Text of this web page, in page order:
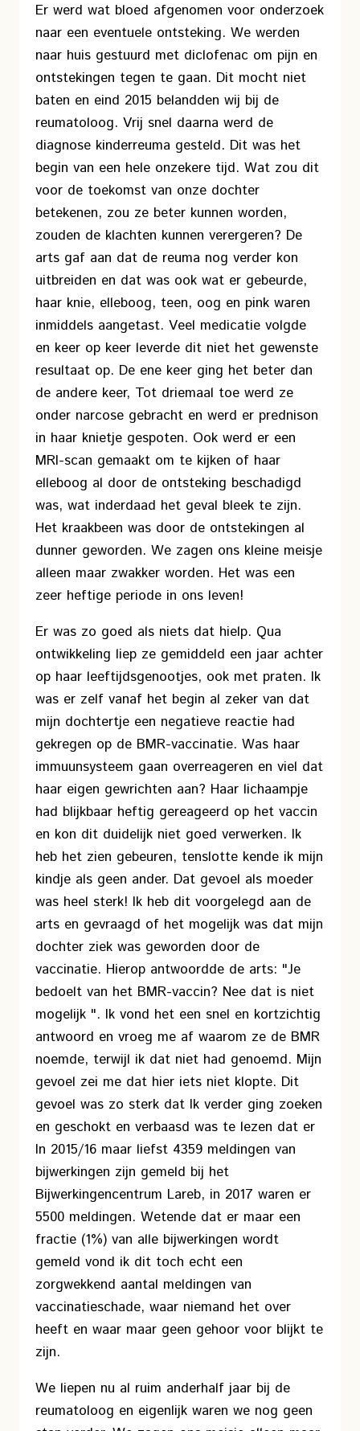
Er werd wat bloed afgenomen voor onderzoek
naar een eventuele ontsteking. We werden
naar huis gestuurd met diclofenac om pijn en
ontstekingen tegen te gaan. Dit mocht niet
baten en eind 2015 belandden wij bij de
reumatoloog. Vrij snel daarna werd de
diagnose kinderreuma gesteld. Dit was het
begin van een hele onzekere tijd. Wat zou dit
voor de toekomst van onze dochter
betekenen, zou ze beter kunnen worden,
zouden de klachten kunnen verergeren? De
arts gaf aan dat de reuma nog verder kon
uitbreiden en dat was ook wat er gebeurde,
haar knie, elleboog, teen, oog en pink waren
inmiddels aangetast. Veel medicatie volgde
en keer op keer leverde dit niet het gewenste
resultaat op. De ene keer ging het beter dan
de andere keer, Tot driemaal toe werd ze
onder narcose gebracht en werd er prednison
in haar knietje gespoten. Ook werd er een
MRI-scan gemaakt om te kijken of haar
elleboog al door de ontsteking beschadigd
was, wat inderdaad het geval bleek te zijn.
Het kraakbeen was door de ontstekingen al
dunner geworden. We zagen ons kleine meisje
alleen maar zwakker worden. Het was een
zeer heftige periode in ons leven!
Er was zo goed als niets dat hielp. Qua
ontwikkeling liep ze gemiddeld een jaar achter
op haar leeftijdsgenootjes, ook met praten. Ik
was er zelf vanaf het begin al zeker van dat
mijn dochtertje een negatieve reactie had
gekregen op de BMR-vaccinatie. Was haar
immuunsysteem gaan overreageren en viel dat
haar eigen gewrichten aan? Haar lichaampje
had blijkbaar heftig gereageerd op het vaccin
en kon dit duidelijk niet goed verwerken. Ik
heb het zien gebeuren, tenslotte kende ik mijn
kindje als geen ander. Dat gevoel als moeder
was heel sterk! Ik heb dit voorgelegd aan de
arts en gevraagd of het mogelijk was dat mijn
dochter ziek was geworden door de
vaccinatie. Hierop antwoordde de arts: "Je
bedoelt van het BMR-vaccin? Nee dat is niet
mogelijk ". Ik vond het een snel en kortzichtig
antwoord en vroeg me af waarom ze de BMR
noemde, terwijl ik dat niet had genoemd. Mijn
gevoel zei me dat hier iets niet klopte. Dit
gevoel was zo sterk dat Ik verder ging zoeken
en geschokt en verbaasd was te lezen dat er
In 2015/16 maar liefst 4359 meldingen van
bijwerkingen zijn gemeld bij het
Bijwerkingencentrum Lareb, in 2017 waren er
5500 meldingen. Wetende dat er maar een
fractie (1%) van alle bijwerkingen wordt
gemeld vond ik dit toch echt een
zorgwekkend aantal meldingen van
vaccinatieschade, waar niemand het over
heeft en waar maar geen gehoor voor blijkt te
zijn.
We liepen nu al ruim anderhalf jaar bij de
reumatoloog en eigenlijk waren we nog geen